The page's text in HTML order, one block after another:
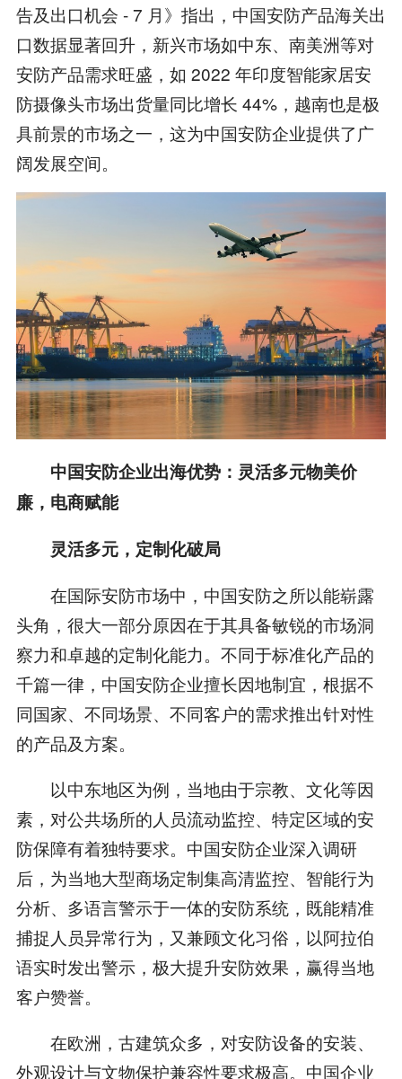
告及出口机会 - 7 月》指出，中国安防产品海关出
口数据显著回升，新兴市场如中东、南美洲等对
安防产品需求旺盛，如 2022 年印度智能家居安
防摄像头市场出货量同比增长 44%，越南也是极
具前景的市场之一，这为中国安防企业提供了广
阔发展空间。
中国安防企业出海优势：灵活多元物美价
廉，电商赋能
灵活多元，定制化破局
在国际安防市场中，中国安防之所以能崭露
头角，很大一部分原因在于其具备敏锐的市场洞
察力和卓越的定制化能力。不同于标准化产品的
千篇一律，中国安防企业擅长因地制宜，根据不
同国家、不同场景、不同客户的需求推出针对性
的产品及方案。
以中东地区为例，当地由于宗教、文化等因
素，对公共场所的人员流动监控、特定区域的安
防保障有着独特要求。中国安防企业深入调研
后，为当地大型商场定制集高清监控、智能行为
分析、多语言警示于一体的安防系统，既能精准
捕捉人员异常行为，又兼顾文化习俗，以阿拉伯
语实时发出警示，极大提升安防效果，赢得当地
客户赞誉。
在欧洲，古建筑众多，对安防设备的安装、
外观设计与文物保护兼容性要求极高。中国企业